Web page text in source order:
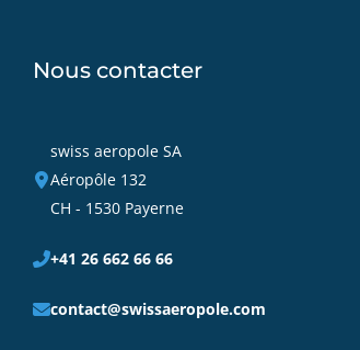
Nous contacter
swiss aeropole SA
Aéropôle 132
CH - 1530 Payerne
+41 26 662 66 66
contact@swissaeropole.com